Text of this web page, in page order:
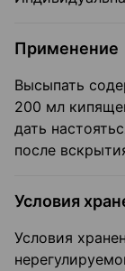
Применение
Высыпать
200 мл
дать
после
Условия
Условия